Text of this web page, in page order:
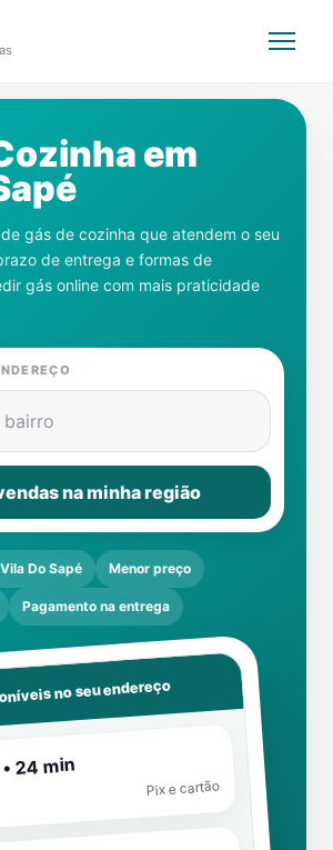
em
gás de cozinha que atendem o seu
de entrega e formas de
gás online com mais praticidade
bairro
na minha região
Do Sapé Menor preço
Pagamento na entrega
no seu endereço
24 min
Pix e cartão